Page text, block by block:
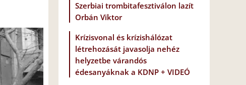
Szerbiai trombitafesztiválon lazít
Orbán Viktor
Krízisvonal és krízishálózat
létrehozását javasolja nehéz
helyzetbe várandós
édesanyáknak a KDNP + VIDEÓ